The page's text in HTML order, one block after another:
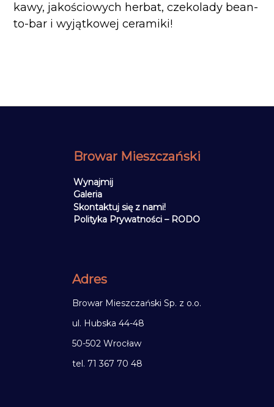
kawy, jakościowych herbat, czekolady bean-
to-bar i wyjątkowej ceramiki!
Browar Mieszczański
Wynajmij
Galeria
Skontaktuj się z nami!
Polityka Prywatności – RODO
Adres
Browar Mieszczański Sp. z o.o.
ul. Hubska 44-48
50-502 Wrocław
tel. 71 367 70 48